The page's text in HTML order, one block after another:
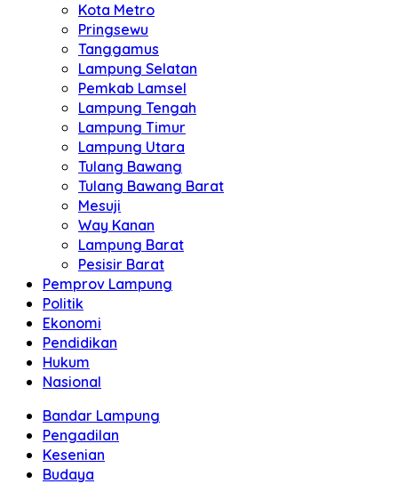
Kota Metro
Pringsewu
Tanggamus
Lampung Selatan
Pemkab Lamsel
Lampung Tengah
Lampung Timur
Lampung Utara
Tulang Bawang
Tulang Bawang Barat
Mesuji
Way Kanan
Lampung Barat
Pesisir Barat
Pemprov Lampung
Politik
Ekonomi
Pendidikan
Hukum
Nasional
Bandar Lampung
Pengadilan
Kesenian
Budaya